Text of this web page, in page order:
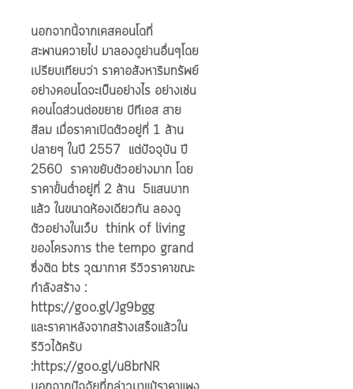
นอกจากนี้จากเคสคอนโดที่
สะพานควายไป มาลองดูย่านอื่นๆโดย
เปรียบเทียบว่า ราคาอสังหาริมทรัพย์
อย่างคอนโดจะเป็นอย่างไร อย่างเช่น
คอนโดส่วนต่อขยาย บีทีเอส สาย
สีลม เมื่อราคาเปิดตัวอยู่ที่ 1 ล้าน
ปลายๆ ในปี 2557  แต่ปัจจุบัน ปี
2560  ราคาขยับตัวอย่างมาก โดย
ราคาขั้นต่ำอยู่ที่ 2 ล้าน  5แสนบาท
แล้ว ในขนาดห้องเดียวกัน ลองดู
ตัวอย่างในเว็บ  think of living
ของโครงการ the tempo grand
ซึ่งติด bts วุฒากาศ รีวิวราคาขณะ
กำลังสร้าง :
https://goo.gl/Jg9bgg
และราคาหลังจากสร้างเสร็จแล้วใน
รีวิวได้ครับ
:https://goo.gl/u8brNR